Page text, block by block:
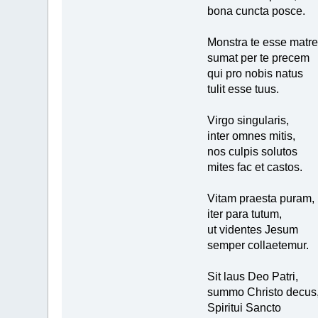
bona cuncta posce.
Monstra te esse
sumat per te precem
qui pro nobis natus
tulit esse tuus.
Virgo singularis,
inter omnes mitis,
nos culpis solutos
mites fac et castos.
Vitam praesta puram,
iter para tutum,
ut videntes Jesum
semper collaetemur.
Sit laus Deo Patri,
summo Christo decus,
Spiritui Sancto